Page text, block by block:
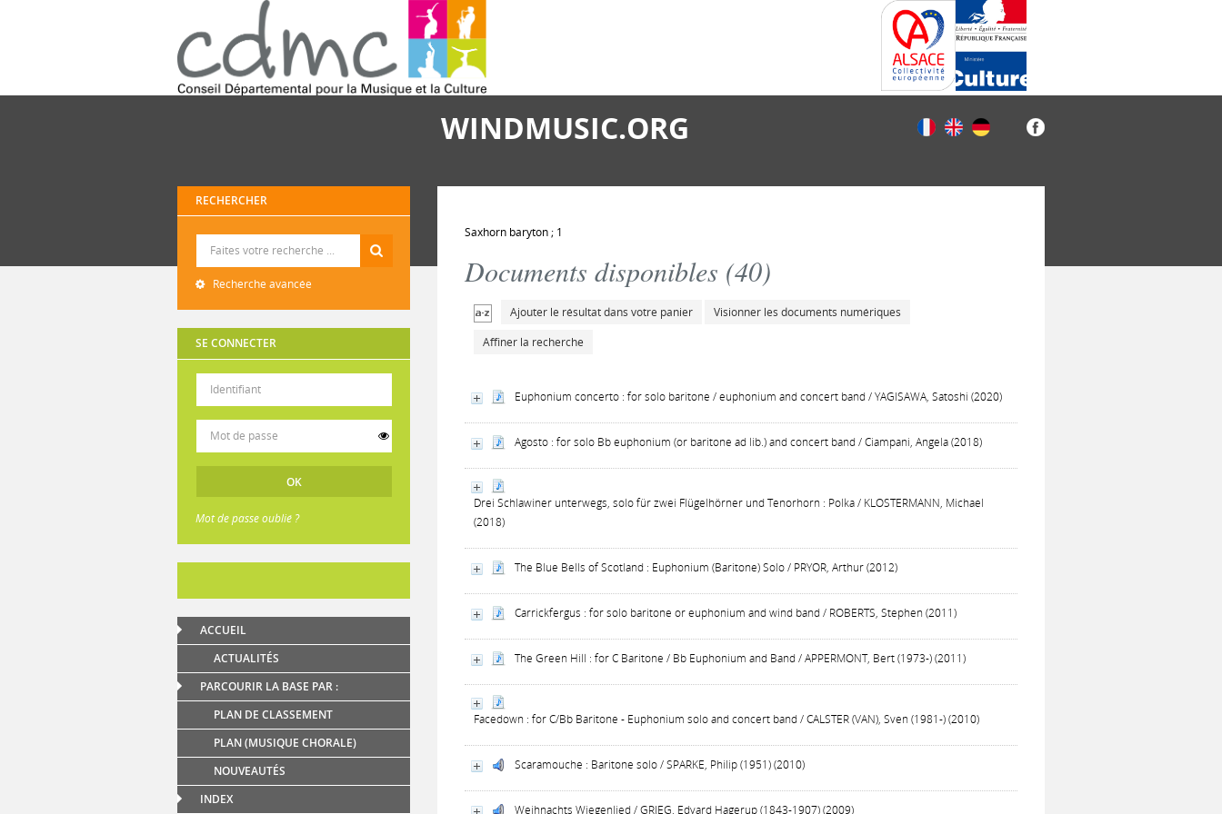
WINDMUSIC.ORG
RECHERCHER
Recherche avancée
SE CONNECTER
Mot de passe oublié ?
ACCUEIL
ACTUALITÉS
PARCOURIR LA BASE PAR :
PLAN DE CLASSEMENT
PLAN (MUSIQUE CHORALE)
NOUVEAUTÉS
INDEX
Saxhorn baryton ; 1
Documents disponibles (40)
Ajouter le résultat dans votre panier
Visionner les documents numériques
Affiner la recherche
Euphonium concerto : for solo baritone / euphonium and concert band / YAGISAWA, Satoshi (2020)
Agosto : for solo Bb euphonium (or baritone ad lib.) and concert band / Ciampani, Angela (2018)
Drei Schlawiner unterwegs, solo für zwei Flügelhörner und Tenorhorn : Polka / KLOSTERMANN, Michael
(2018)
The Blue Bells of Scotland : Euphonium (Baritone) Solo / PRYOR, Arthur (2012)
Carrickfergus : for solo baritone or euphonium and wind band / ROBERTS, Stephen (2011)
The Green Hill : for C Baritone / Bb Euphonium and Band / APPERMONT, Bert (1973-) (2011)
Facedown : for C/Bb Baritone - Euphonium solo and concert band / CALSTER (VAN), Sven (1981-) (2010)
Scaramouche : Baritone solo / SPARKE, Philip (1951) (2010)
Weihnachts Wiegenlied / GRIEG, Edvard Hagerup (1843-1907) (2009)